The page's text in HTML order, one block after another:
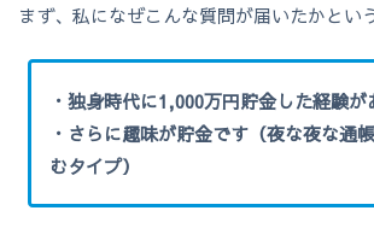
まず、私になぜこんな質問が届いたかとい
・独身時代に1,000万円貯金した経験が
・さらに趣味が貯金です（夜な夜な通
むタイプ）